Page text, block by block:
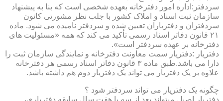
سردفتر:اداره امور دفترخانه بعهده شخصی است که بنا به پیشنهاد
سازمان ثبت اسناد و املاک کشور با جلب نظر مشورتی کانون
سردفتران و دفتریاران تعیین شده و سردفتر نامیده می شود. ماده
۲۱ قانون دفاتر اسناد رسمی تأکید می کند که همه «مسئولیت های
دفترخانه بر عهده سردفتر است».
دفتریار :دفتریار سمت معاونت دفترخانه و نمایندگی سازمان ثبت را
دارا می باشد.طبق ماده ۳ قانون دفاتر اسناد رسمی هر دفترخانه
علاوه بر یک دفتریار می تواند یک دفتریار دوم هم داشته باشد.
چگونه یک دفتریار می تواند سردفتر شود ؟